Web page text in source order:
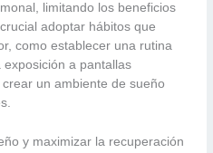
limitando los beneficios
adoptar hábitos que
como establecer una rutina
a pantallas
un ambiente de sueño
y maximizar la recuperación